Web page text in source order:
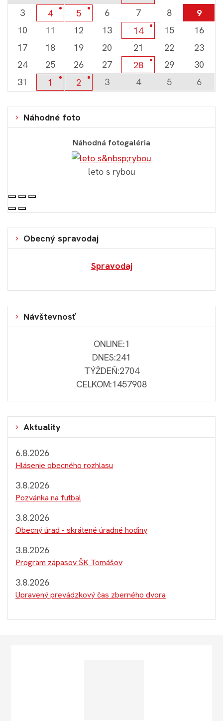
3
4 5 6 7 8
9
10
11 12 13 14 15
16
17
18 19 20 21 22
23
24
25 26 27 28 29
30
31
1 2 3 4 5 6
Náhodné foto
Náhodná fotogaléria
leto s rybou
Obecný spravodaj
Spravodaj
Návštevnosť
ONLINE:1
DNES:241
TÝŽDEŇ:2704
CELKOM:1457908
Aktuality
6.8.2026
Hlásenie obecného rozhlasu
3.8.2026
Pozvánka na futbal
3.8.2026
Obecný úrad - skrátené úradné hodiny
3.8.2026
Program zápasov ŠK Tomášov
3.8.2026
Upravený prevádzkový čas zberného dvora